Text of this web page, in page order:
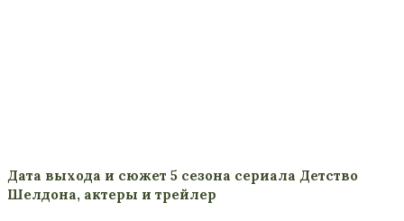
Дата выхода и сюжет 5 сезона сериала Детство
Шелдона, актеры и трейлер